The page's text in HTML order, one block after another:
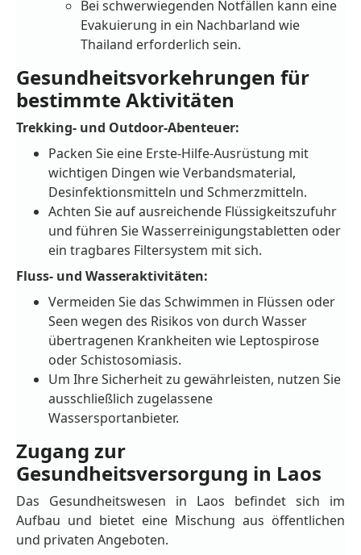
Bei schwerwiegenden Notfällen kann eine
Evakuierung in ein Nachbarland wie
Thailand erforderlich sein.
Gesundheitsvorkehrungen für
bestimmte Aktivitäten
Trekking- und Outdoor-Abenteuer:
Packen Sie eine Erste-Hilfe-Ausrüstung mit
wichtigen Dingen wie Verbandsmaterial,
Desinfektionsmitteln und Schmerzmitteln.
Achten Sie auf ausreichende Flüssigkeitszufuhr
und führen Sie Wasserreinigungstabletten oder
ein tragbares Filtersystem mit sich.
Fluss- und Wasseraktivitäten:
Vermeiden Sie das Schwimmen in Flüssen oder
Seen wegen des Risikos von durch Wasser
übertragenen Krankheiten wie Leptospirose
oder Schistosomiasis.
Um Ihre Sicherheit zu gewährleisten, nutzen Sie
ausschließlich zugelassene
Wassersportanbieter.
Zugang zur
Gesundheitsversorgung in Laos
Das Gesundheitswesen in Laos befindet sich im
Aufbau und bietet eine Mischung aus öffentlichen
und privaten Angeboten.